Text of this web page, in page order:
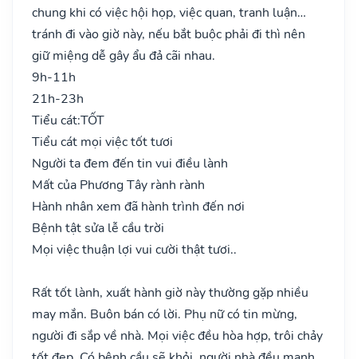
chung khi có việc hội họp, việc quan, tranh luận…
tránh đi vào giờ này, nếu bắt buộc phải đi thì nên
giữ miệng dễ gây ẩu đả cãi nhau.
9h-11h
21h-23h
Tiểu cát:TỐT
Tiểu cát mọi việc tốt tươi
Người ta đem đến tin vui điều lành
Mất của Phương Tây rành rành
Hành nhân xem đã hành trình đến nơi
Bệnh tật sửa lễ cầu trời
Mọi việc thuận lợi vui cười thật tươi..
Rất tốt lành, xuất hành giờ này thường gặp nhiều
may mắn. Buôn bán có lời. Phụ nữ có tin mừng,
người đi sắp về nhà. Mọi việc đều hòa hợp, trôi chảy